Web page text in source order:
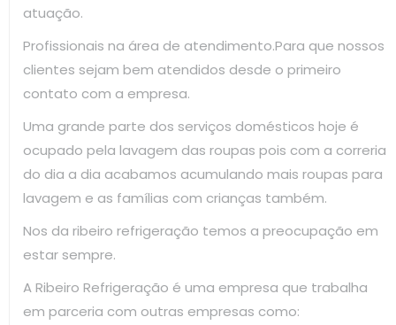
atuação.
Profissionais na área de atendimento.Para que nossos
clientes sejam bem atendidos desde o primeiro
contato com a empresa.
Uma grande parte dos serviços domésticos hoje é
ocupado pela lavagem das roupas pois com a correria
do dia a dia acabamos acumulando mais roupas para
lavagem e as famílias com crianças também.
Nos da ribeiro refrigeração temos a preocupação em
estar sempre.
A Ribeiro Refrigeração é uma empresa que trabalha
em parceria com outras empresas como: